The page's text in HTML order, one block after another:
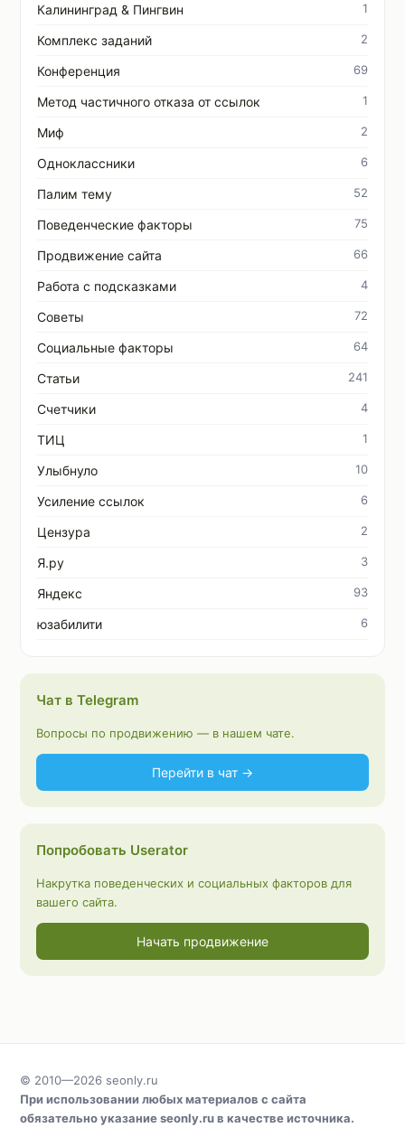
Калининград & Пингвин 1
Комплекс заданий 2
Конференция 69
Метод частичного отказа от ссылок 1
Миф 2
Одноклассники 6
Палим тему 52
Поведенческие факторы 75
Продвижение сайта 66
Работа с подсказками 4
Советы 72
Социальные факторы 64
Статьи 241
Счетчики 4
ТИЦ 1
Улыбнуло 10
Усиление ссылок 6
Цензура 2
Я.ру 3
Яндекс 93
юзабилити 6
Чат в Telegram
Вопросы по продвижению — в нашем чате.
Перейти в чат →
Попробовать Userator
Накрутка поведенческих и социальных факторов для
вашего сайта.
Начать продвижение
© 2010—2026 seonly.ru
При использовании любых материалов с сайта
обязательно указаниеseonly.ruв качестве источника.